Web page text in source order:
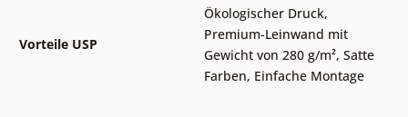
Vorteile USP
Ökologischer Druck,
Premium-Leinwand mit
Gewicht von 280 g/m², Satte
Farben, Einfache Montage